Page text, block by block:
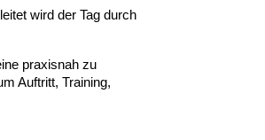
wird der Tag durch
praxisnah zu
Auftritt, Training,